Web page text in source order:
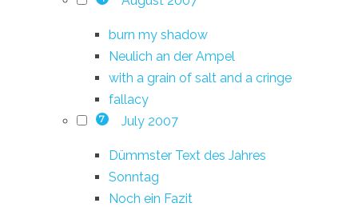
burn my shadow
Neulich an der Ampel
with a grain of salt and a cringe
fallacy
7 July 2007
Dümmster Text des Jahres
Sonntag
Noch ein Fazit